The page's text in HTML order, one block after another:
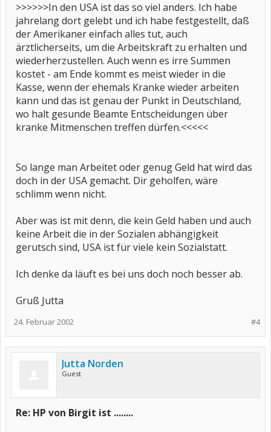
>>>>>>In den USA ist das so viel anders. Ich habe
jahrelang dort gelebt und ich habe festgestellt, daß
der Amerikaner einfach alles tut, auch
ärztlicherseits, um die Arbeitskraft zu erhalten und
wiederherzustellen. Auch wenn es irre Summen
kostet - am Ende kommt es meist wieder in die
Kasse, wenn der ehemals Kranke wieder arbeiten
kann und das ist genau der Punkt in Deutschland,
wo halt gesunde Beamte Entscheidungen über
kranke Mitmenschen treffen dürfen.<<<<<
So lange man Arbeitet oder genug Geld hat wird das
doch in der USA gemacht. Dir geholfen, wäre
schlimm wenn nicht.
Aber was ist mit denn, die kein Geld haben und auch
keine Arbeit die in der Sozialen abhängigkeit
gerutsch sind, USA ist für viele kein Sozialstatt.
Ich denke da läuft es bei uns doch noch besser ab.
Gruß Jutta
#4
24. Februar 2002
Jutta Norden
Guest
Re: HP von Birgit ist ........